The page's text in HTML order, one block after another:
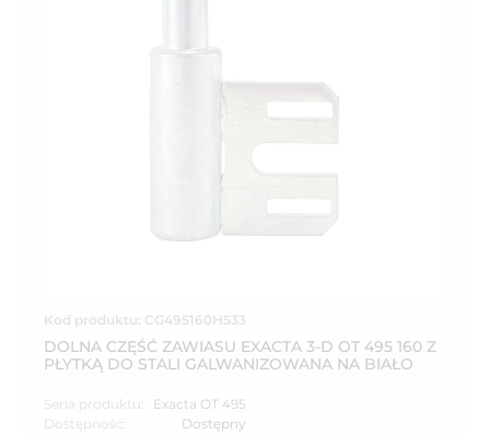
Kod produktu: CG495160H533
DOLNA CZĘŚĆ ZAWIASU EXACTA 3-D OT 495 160 Z
PŁYTKĄ DO STALI GALWANIZOWANA NA BIAŁO
Seria produktu:
Exacta OT 495
Dostępność:
Dostępny